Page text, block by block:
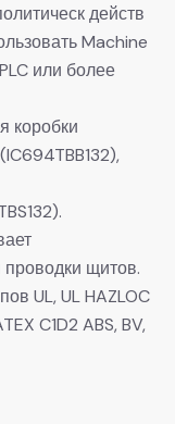
действ
Machine
или более
коробки
щитов.
UL, UL HAZLOC
C1D2 ABS, BV,